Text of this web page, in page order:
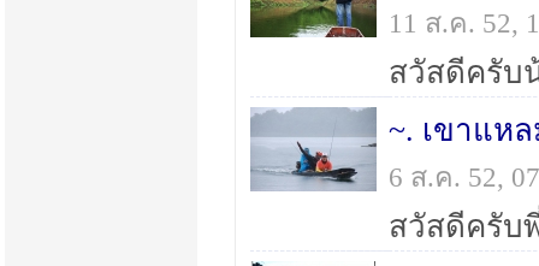
11 ส.ค. 52,
6 ส.ค. 52,